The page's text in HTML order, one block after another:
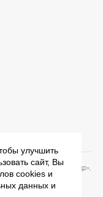
ЦП ИС АО «ПКК Миландр»,
улучшить
сайт, Вы
cookies и
данных и